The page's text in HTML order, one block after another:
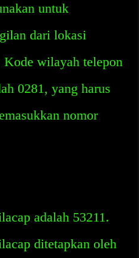
untuk
dari lokasi
wilayah telepon
0281, yang harus
nomor
adalah 53211.
ditetapkan oleh